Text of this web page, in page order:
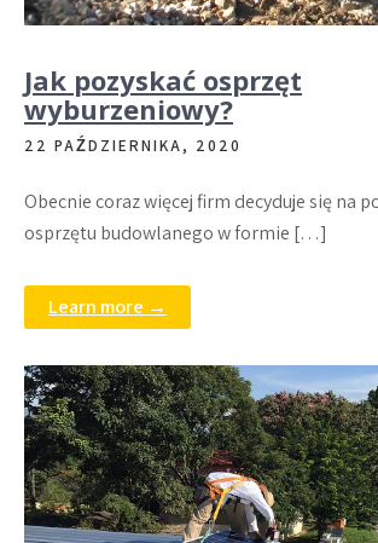
Jak pozyskać osprzęt
wyburzeniowy?
22 PAŹDZIERNIKA, 2020
Obecnie coraz więcej firm decyduje się na
osprzętu budowlanego w formie […]
Learn more →